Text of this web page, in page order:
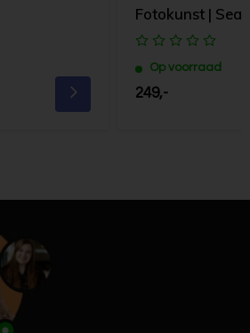
Fotokunst |
Op voorraad
249,-